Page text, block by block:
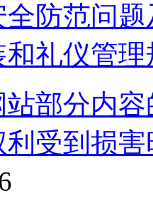
全防范问
礼仪管理
站部分内
利受到损